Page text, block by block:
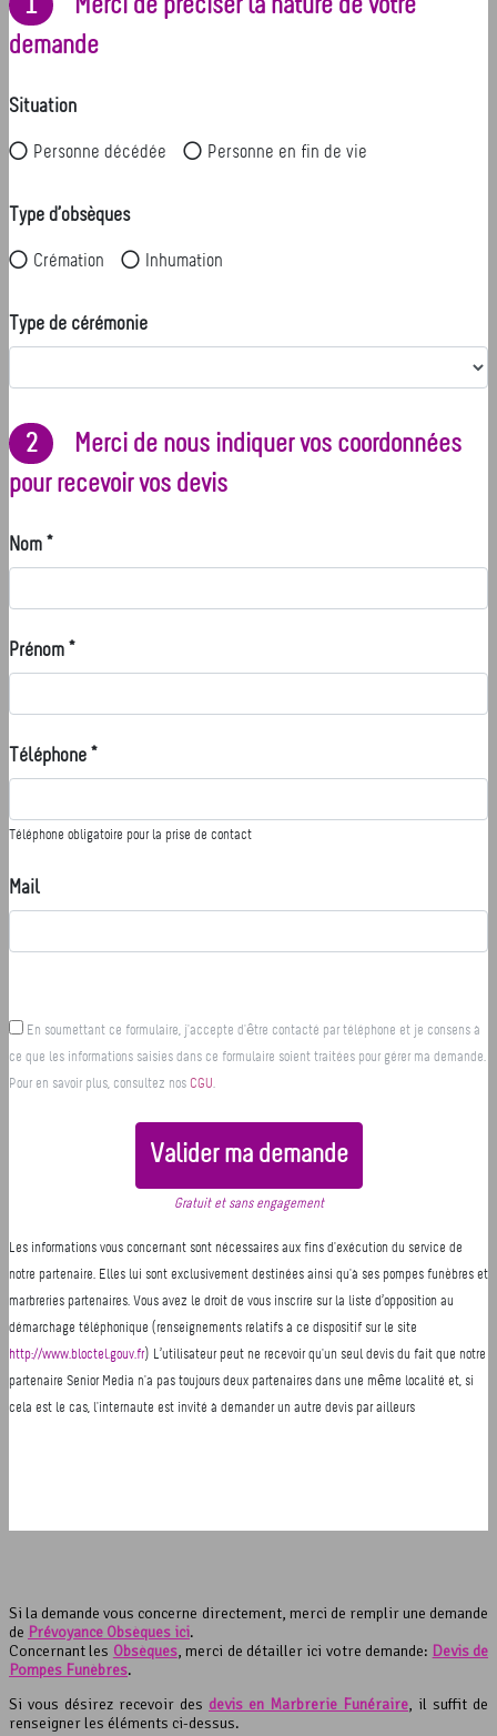
Si la demande vous concerne directement, merci de remplir une demande
de Prévoyance Obsèques ici.
Concernant les Obsèques, merci de détailler ici votre demande: Devis de
Pompes Funèbres.
Si vous désirez recevoir des devis en Marbrerie Funéraire, il suffit de
renseigner les éléments ci-dessus.